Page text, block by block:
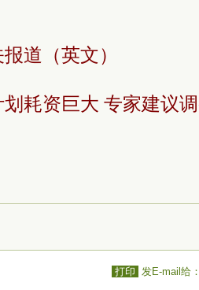
道（英文）
耗资巨大 专家建议
打印 发E-mail给